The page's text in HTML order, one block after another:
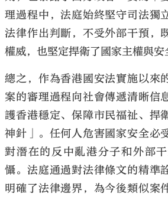
理過程中，法庭始終堅守司法獨
法律作出判斷，不受外部干預，
權威，也堅定捍衛了國家主權與安
總之，作為香港國安法實施以來
案的審理過程向社會傳遞清晰信
護香港穩定、保障市民福祉、捍
神針」。任何人危害國家安全必
對潛在的反中亂港分子和外部
懾。法庭通過對法律條文的精準
明確了法律邊界，為今後類似案